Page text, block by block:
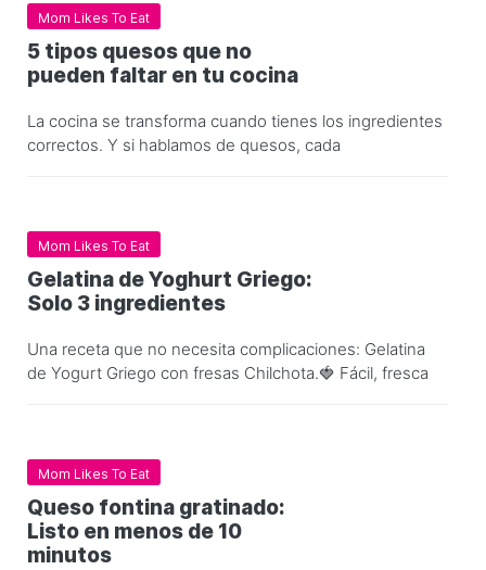
Mom Likes To Eat
5 tipos quesos que no
pueden faltar en tu cocina
La cocina se transforma cuando tienes los ingredientes
correctos. Y si hablamos de quesos, cada
Mom Likes To Eat
Gelatina de Yoghurt Griego:
Solo 3 ingredientes
Una receta que no necesita complicaciones: Gelatina
de Yogurt Griego con fresas Chilchota.🍓 Fácil, fresca
Mom Likes To Eat
Queso fontina gratinado:
Listo en menos de 10
minutos